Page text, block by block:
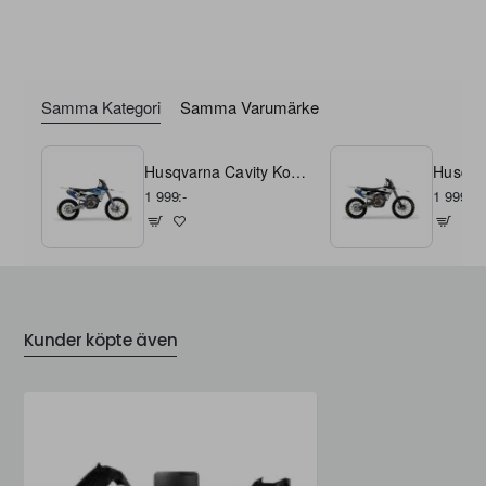
Samma Kategori Samma Varumärke
Husqvarna Cavity Komplett dekalkit
1 999:- 1 999:-
Kunder köpte även